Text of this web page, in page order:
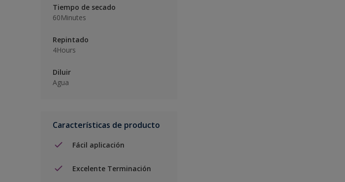
Tiempo de secado
60Minutes
Repintado
4Hours
Diluir
Agua
Características de producto
Fácil aplicación
Excelente Terminación